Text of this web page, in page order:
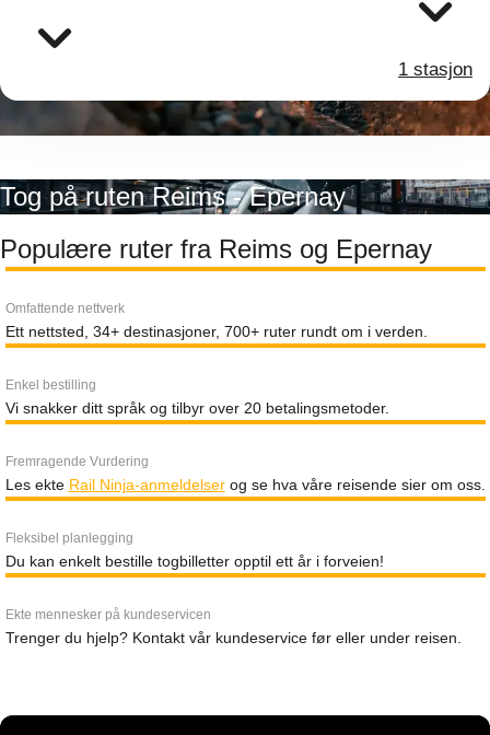
1 stasjon
Tog på ruten Reims - Epernay
Populære ruter fra Reims og Epernay
Omfattende nettverk
Ett nettsted, 34+ destinasjoner, 700+ ruter rundt om i verden.
Enkel bestilling
Vi snakker ditt språk og tilbyr over 20 betalingsmetoder.
Fremragende Vurdering
Les ekte Rail Ninja-anmeldelserog se hva våre reisende sier om oss.
Fleksibel planlegging
Du kan enkelt bestille togbilletter opptil ett år i forveien!
Ekte mennesker på kundeservicen
Trenger du hjelp? Kontakt vår kundeservice før eller under reisen.